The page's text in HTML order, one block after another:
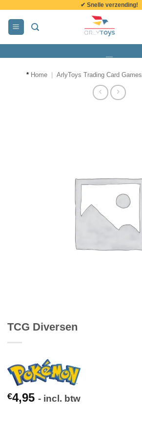
inhoud
✔ Snelle verzending!
* Home ArlyToys Trading Card Games
TCG Diversen
€4,95 - incl. btw